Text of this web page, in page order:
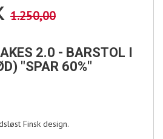
1.250,00
2.0 - BARSTOL I
"SPAR 60%"
Finsk design.